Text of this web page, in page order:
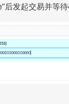
后发起交易并等待